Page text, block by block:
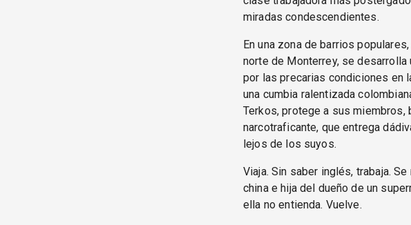
miradas condescendientes.
En una zona de barrios
norte de Monterrey, se
por las precarias condiciones en
una cumbia ralentizada
Terkos, protege a sus miembros,
narcotraficante, que entrega
lejos de los suyos.
Viaja. Sin saber inglés, trabaja.
china e hija del dueño de un
ella no entienda. Vuelve.